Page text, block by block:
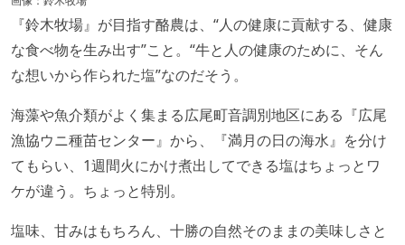
『鈴木牧場』が目指す酪農は、“人の健康に貢献する、健康
な食べ物を生み出す”こと。“牛と人の健康のために、そん
な想いから作られた塩”なのだそう。
海藻や魚介類がよく集まる広尾町音調別地区にある『広尾
漁協ウニ種苗センター』から、『満月の日の海水』を分け
てもらい、1週間火にかけ煮出してできる塩はちょっとワ
ケが違う。ちょっと特別。
塩味、甘みはもちろん、十勝の自然そのままの美味しさと